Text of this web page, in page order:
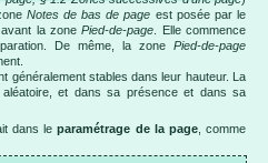
Notes de bas de page est posée par le
avant la zonePied-de-page . Elle commence
De même, la zone Pied-de-page
généralement stables dans leur hauteur. La
et dans sa présence et dans sa
dans leparamétrage de la page, comme